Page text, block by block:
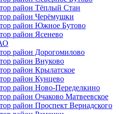
район Тёплый Стан
район Черёмушки
район Южное Бутово
район Ясенево
район Дорогомилово
район Внуково
район Крылатское
район Кунцево
район Ново-Переделкино
район Очаково Матвеевское
район Проспект Вернадского